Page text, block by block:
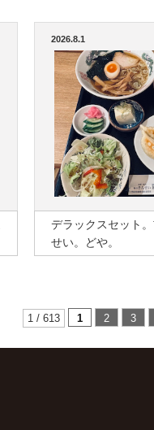
2026.8.1
デラックスセット
せい。どや。
1 / 613 1 2 3